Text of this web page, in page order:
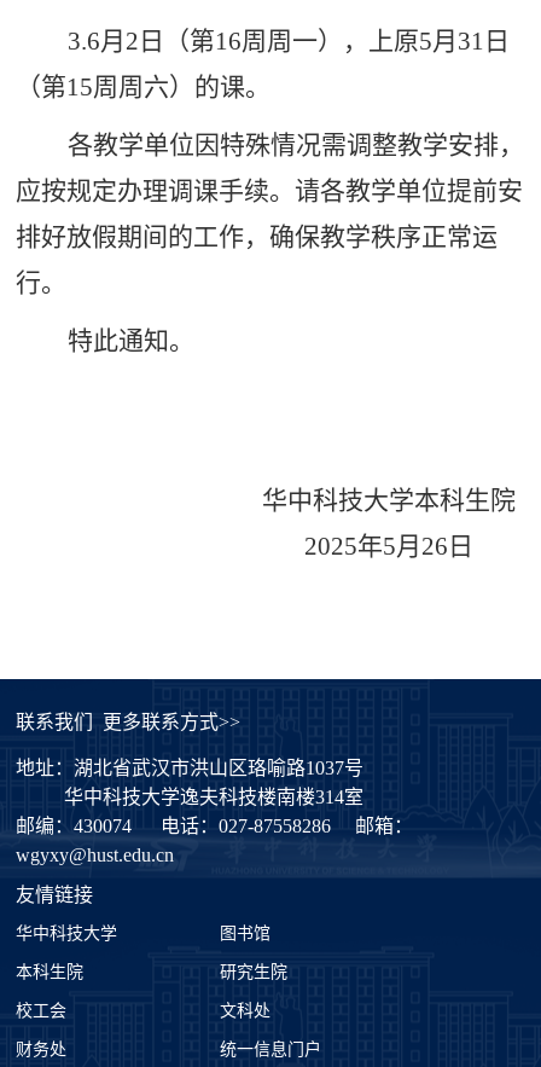
3.6月 2 日（第16周周一），上原5月 31 日
（第15周周六）的课。
各教学单位因特殊情况需调整教学安排，
应按规定办理调课手续。请各教学单位提前安
排好放假期间的工作，确保教学秩序正常运
行。
特此通知。
华中科技大学本科生院
2025年5月 26 日
联系我们 更多联系方式>>
地址：湖北省武汉市洪山区珞喻路1037号
华中科技大学逸夫科技楼南楼314室
邮编：430074
电话：027-87558286
邮箱：
wgyxy@hust.edu.cn
友情链接
华中科技大学 图书馆
本科生院 研究生院
校工会 文科处
财务处 统一信息门户